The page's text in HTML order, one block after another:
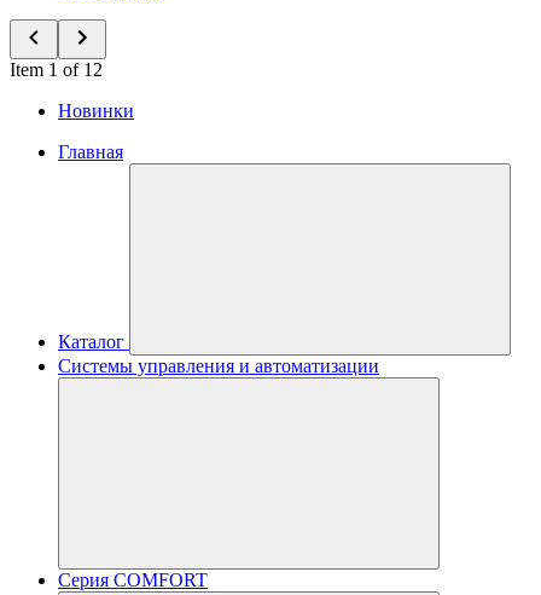
Item 1 of 12
Новинки
Главная
Каталог
Системы управления и автоматизации
Серия COMFORT